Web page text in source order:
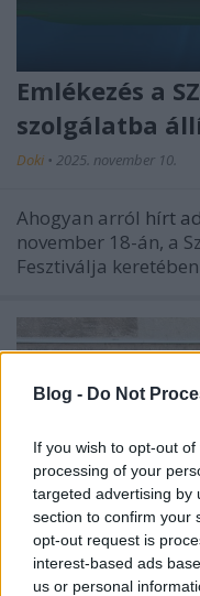
Blog - Do Not
If you wish to opt-out
processing of your
targeted advertising by
section to confirm your
opt-out request is
interest-based ads
us or personal
Emlékezés a
szolgálatba
Doki • 2025. november 10.
Ahogyan arról hírt
november 18-án, a
Fesztiválja